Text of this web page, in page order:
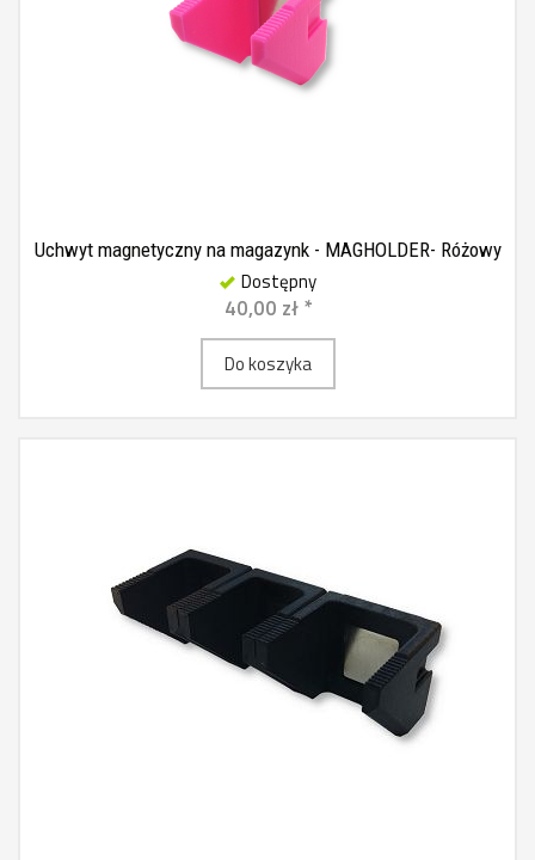
Uchwyt magnetyczny na magazynk - MAGHOLDER- Różowy
Dostępny
40,00 zł *
Do koszyka